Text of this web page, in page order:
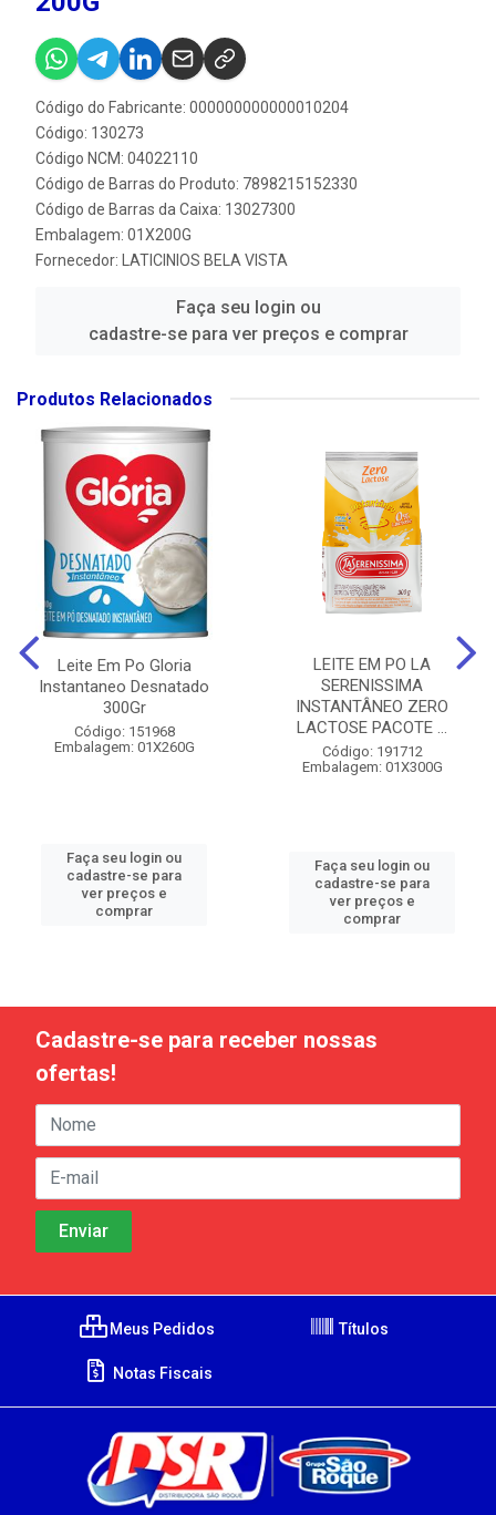
Código do Fabricante: 000000000000010204
Código: 130273
Código NCM: 04022110
Código de Barras do Produto: 7898215152330
Código de Barras da Caixa: 13027300
Embalagem: 01X200G
Fornecedor:
LATICINIOS BELA VISTA
Faça seu login ou
cadastre-se para ver preços e comprar
Produtos Relacionados
Leite Em Po Gloria
Instantaneo Desnatado
300Gr
Código: 151968
Embalagem: 01X260G
Faça seu login ou
cadastre-se para
ver preços e
comprar
LEITE EM PO LA
SERENISSIMA
INSTANTÂNEO ZERO
LACTOSE PACOTE ...
Código: 191712
Embalagem: 01X300G
Faça seu login ou
cadastre-se para
ver preços e
comprar
Cadastre-se para receber nossas
ofertas!
Meus Pedidos Títulos
Notas Fiscais